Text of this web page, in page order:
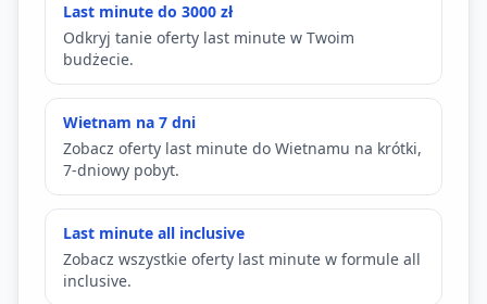
Last minute do 3000 zł
Odkryj tanie oferty last minute w Twoim
budżecie.
Wietnam na 7 dni
Zobacz oferty last minute do Wietnamu na krótki,
7-dniowy pobyt.
Last minute all inclusive
Zobacz wszystkie oferty last minute w formule all
inclusive.